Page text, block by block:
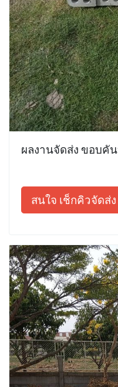
ผลงานจัดส่ง ขอบคั
สนใจ เช็กคิวจัดส่ง